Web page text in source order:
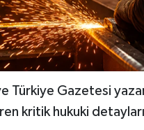
Türkiye Gazetesi
kritik hukuki